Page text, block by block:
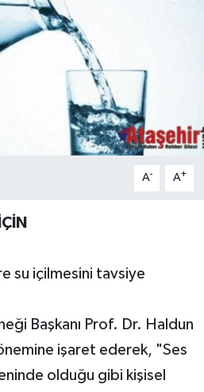
A- A+
su içilmesini tavsiye
Başkanı Prof. Dr. Haldun
işaret ederek, "Ses
olduğu gibi kişisel